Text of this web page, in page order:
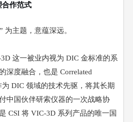
合作范式
为主题，意蕴深远。
这一被业内视为 DIC 金标准的系
深度融合，也是Correlated
为 DIC 领域的技术先驱，将其长期
中国伙伴研索仪器的一次战略协
CSI 将 VIC-3D 系列产品的唯一国